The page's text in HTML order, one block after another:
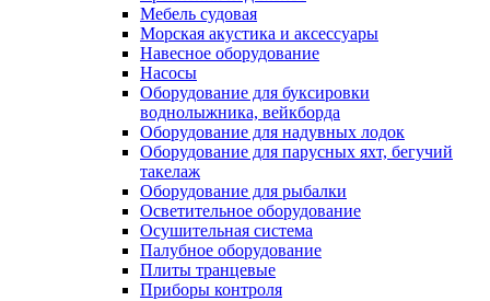
Мебель судовая
Морская акустика и аксессуары
Навесное оборудование
Насосы
Оборудование для буксировки
воднолыжника, вейкборда
Оборудование для надувных лодок
Оборудование для парусных яхт, бегучий
такелаж
Оборудование для рыбалки
Осветительное оборудование
Осушительная система
Палубное оборудование
Плиты транцевые
Приборы контроля